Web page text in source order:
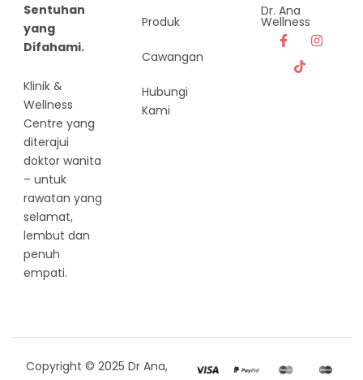
Sentuhan
yang
Difahami.
Klinik &
Wellness
Centre yang
diterajui
doktor wanita
– untuk
rawatan yang
selamat,
lembut dan
penuh
empati.
Produk
Cawangan
Hubungi
Kami
Dr. Ana
Wellness
Copyright © 2025 Dr Ana,